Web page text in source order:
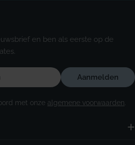
en ben als eerste op de
Aanmelden
met onze algemene voorwaarden